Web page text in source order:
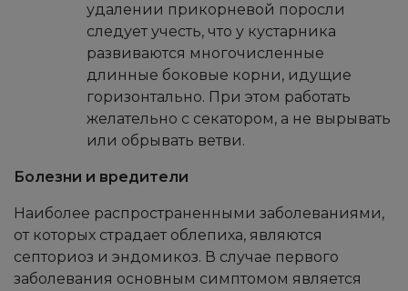
удалении прикорневой поросли
следует учесть, что у кустарника
развиваются многочисленные
длинные боковые корни, идущие
горизонтально. При этом работать
желательно с секатором, а не вырывать
или обрывать ветви.
Болезни и вредители
Наиболее распространенными заболеваниями,
от которых страдает облепиха, являются
септориоз и эндомикоз. В случае первого
заболевания основным симптомом является